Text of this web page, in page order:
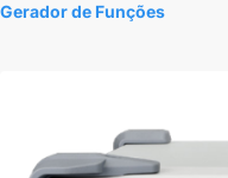
Gerador de Funções